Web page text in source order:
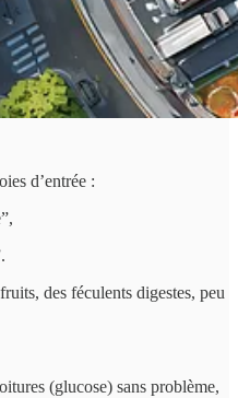
d’entrée :
des féculents digestes, peu
(glucose) sans problème,